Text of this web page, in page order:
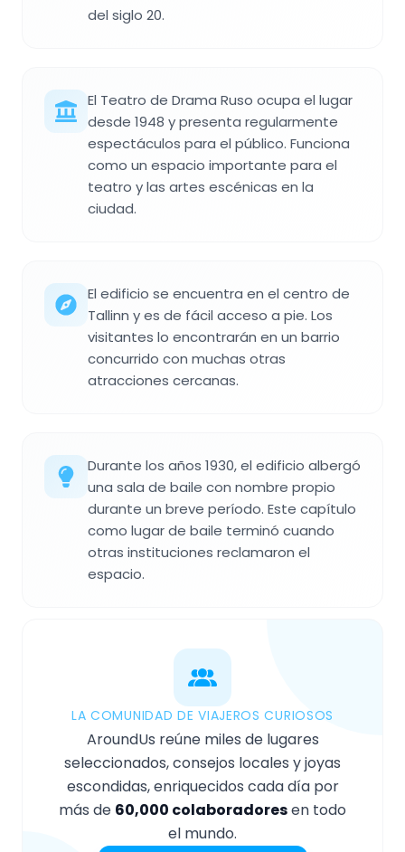
del siglo 20.
El Teatro de Drama Ruso ocupa el lugar
desde 1948 y presenta regularmente
espectáculos para el público. Funciona
como un espacio importante para el
teatro y las artes escénicas en la
ciudad.
El edificio se encuentra en el centro de
Tallinn y es de fácil acceso a pie. Los
visitantes lo encontrarán en un barrio
concurrido con muchas otras
atracciones cercanas.
Durante los años 1930, el edificio albergó
una sala de baile con nombre propio
durante un breve período. Este capítulo
como lugar de baile terminó cuando
otras instituciones reclamaron el
espacio.
LA COMUNIDAD DE VIAJEROS CURIOSOS
AroundUs reúne miles de lugares
seleccionados, consejos locales y joyas
escondidas, enriquecidos cada día por
más de 60,000 colaboradoresen todo
el mundo.